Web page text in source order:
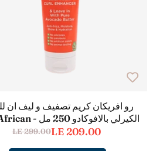
رو افريكان كريم تصفيف و ليف ان
الكيرلي بالافوكادو 250 مل - Raw African
LE 299.00LE 209.00